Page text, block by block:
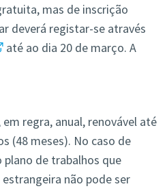
mas de inscrição
deverá registar-se através
até ao dia 20 de março. A
regra, anual, renovável até
(48 meses). No caso de
de trabalhos que
não pode ser